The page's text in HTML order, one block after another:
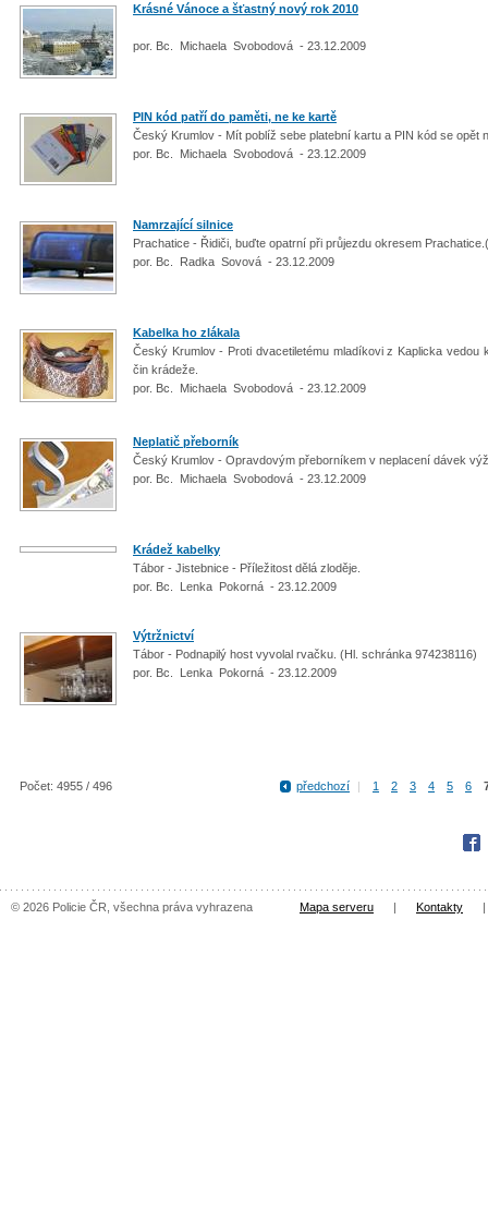
Krásné Vánoce a šťastný nový rok 2010
por. Bc. Michaela Svobodová - 23.12.2009
PIN kód patří do paměti, ne ke kartě
Český Krumlov - Mít poblíž sebe platební kartu a PIN kód se opět
por. Bc. Michaela Svobodová - 23.12.2009
Namrzající silnice
Prachatice - Řidiči, buďte opatrní při průjezdu okresem
por. Bc. Radka Sovová - 23.12.2009
Kabelka ho zlákala
Český Krumlov - Proti dvacetiletému mladíkovi z Kaplicka
čin krádeže.
por. Bc. Michaela Svobodová - 23.12.2009
Neplatič přeborník
Český Krumlov - Opravdovým přeborníkem v neplacení dávek
por. Bc. Michaela Svobodová - 23.12.2009
Krádež kabelky
Tábor - Jistebnice - Příležitost dělá zloděje.
por. Bc. Lenka Pokorná - 23.12.2009
Výtržnictví
Tábor - Podnapilý host vyvolal rvačku. (Hl. schránka 974238116)
por. Bc. Lenka Pokorná - 23.12.2009
Počet: 4955 / 496 předchozí | 1 2 3 4 5 6
© 2026 Policie ČR, všechna práva vyhrazena Mapa serveru | Kontakty |